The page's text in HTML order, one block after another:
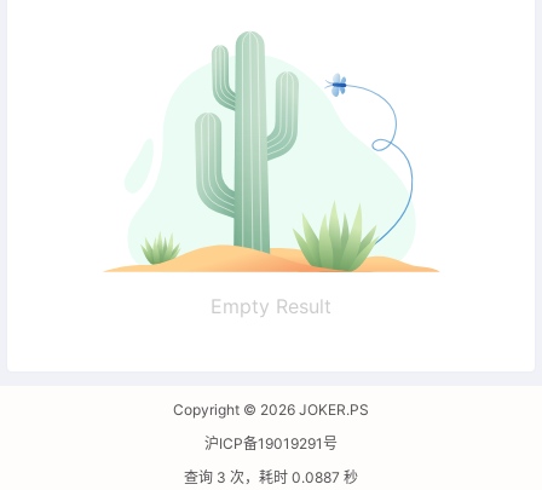
Empty Result
Copyright © 2026 JOKER.PS
沪ICP备19019291号
查询 3 次，耗时 0.0887 秒